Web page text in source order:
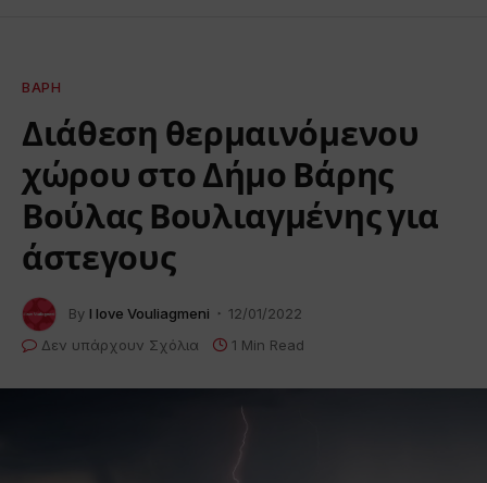
ΒΆΡΗ
Διάθεση θερμαινόμενου
χώρου στο Δήμο Βάρης
Βούλας Βουλιαγμένης για
άστεγους
By I love Vouliagmeni
12/01/2022
Δεν υπάρχουν Σχόλια
1 Min Read